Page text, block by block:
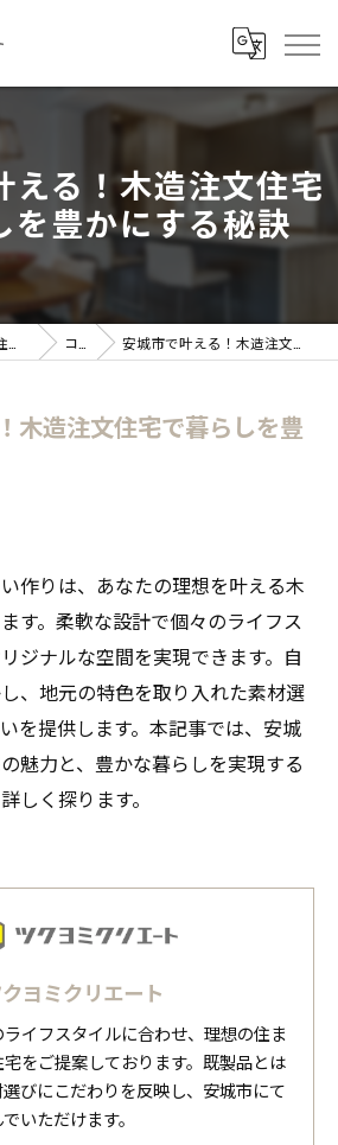
える！木造注文住宅
を豊かにする秘訣
コラム 安城市で叶える！木造注文住宅で暮らしを豊かにする秘訣
木造注文住宅で暮らしを豊
作りは、あなたの理想を叶える木
す。柔軟な設計で個々のライフス
ジナルな空間を実現できます。自
、地元の特色を取り入れた素材選
を提供します。本記事では、安城
魅力と、豊かな暮らしを実現する
しく探ります。
ヨミクリエート
イフスタイルに合わせ、理想の住ま
をご提案しております。既製品とは
びにこだわりを反映し、安城市にて
いただけます。